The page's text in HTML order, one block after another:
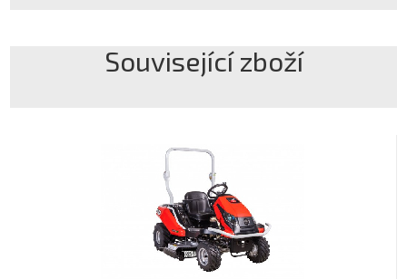
Související zboží